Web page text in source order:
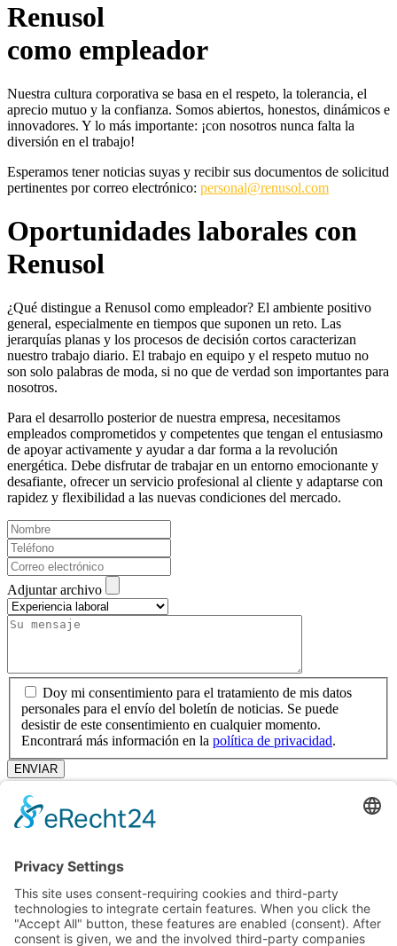
Renusol
como empleador
Nuestra cultura corporativa se basa en el respeto, la tolerancia, el
aprecio mutuo y la confianza. Somos abiertos, honestos, dinámicos e
innovadores. Y lo más importante: ¡con nosotros nunca falta la
diversión en el trabajo!
Esperamos tener noticias suyas y recibir sus documentos de solicitud
pertinentes por correo electrónico: personal@renusol.com
Oportunidades laborales con
Renusol
¿Qué distingue a Renusol como empleador? El ambiente positivo
general, especialmente en tiempos que suponen un reto. Las
jerarquías planas y los procesos de decisión cortos caracterizan
nuestro trabajo diario. El trabajo en equipo y el respeto mutuo no
son solo palabras de moda, si no que de verdad son importantes para
nosotros.
Para el desarrollo posterior de nuestra empresa, necesitamos
empleados comprometidos y competentes que tengan el entusiasmo
de apoyar activamente y ayudar a dar forma a la revolución
energética. Debe disfrutar de trabajar en un entorno emocionante y
desafiante, ofrecer un servicio profesional al cliente y adaptarse con
rapidez y flexibilidad a las nuevas condiciones del mercado.
Adjuntar archivo
Doy mi consentimiento para el tratamiento de mis datos
personales para el envío del boletín de noticias. Se puede
desistir de este consentimiento en cualquier momento.
Encontrará más información en la política de privacidad.
ENVIAR
Renusol
Aquí encontrará nuestras ofertas de trabajo actuales
Desafortunadamente no tenemos vacantes por el momento.